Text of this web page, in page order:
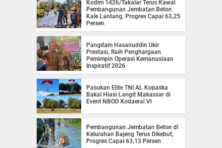
Kodim 1426/Takalar Terus Kawal
Pembangunan Jembatan Beton
Kale Lantang, Progres Capai 63,25
Persen
Pangdam Hasanuddin Ukir
Prestasi, Raih Penghargaan
Pemimpin Operasi Kemanusiaan
Inspiratif 2026
Pasukan Elite TNI AL Kopaska
Bakal Hiasi Langit Makassar di
Event NBOD Kodaeral VI
Pembangunan Jembatan Beton di
Kelurahan Bajeng Terus Dikebut,
Progres Capai 63,13 Persen